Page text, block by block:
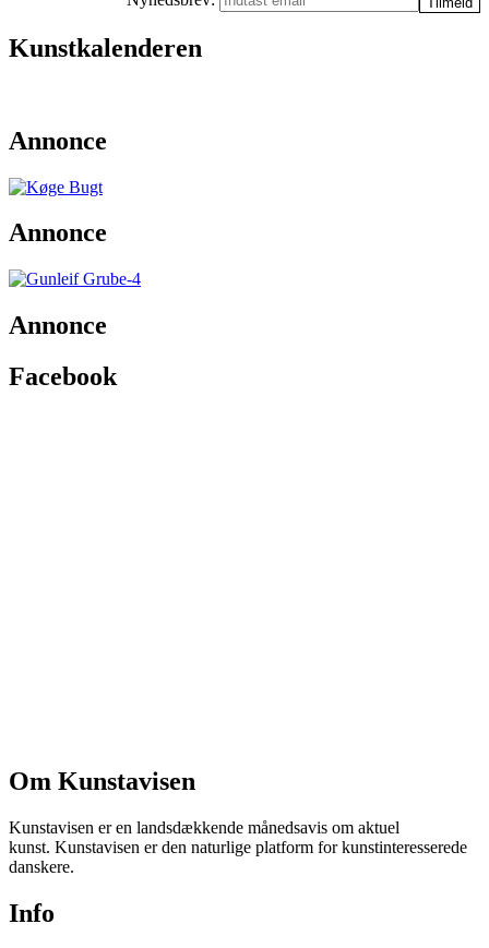
Kunstkalenderen
Annonce
Annonce
Annonce
Facebook
Om Kunstavisen
Kunstavisen er en landsdækkende månedsavis om aktuel
kunst. Kunstavisen er den naturlige platform for kunstinteresserede
danskere.
Info